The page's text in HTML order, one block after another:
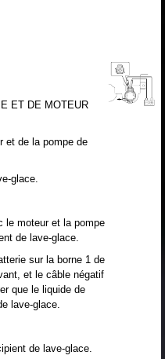
ET DE MOTEUR
et de la pompe de
glace.
le moteur et la pompe
de lave-glace.
sur la borne 1 de
et le câble négatif
que le liquide de
lave-glace.
de lave-glace.